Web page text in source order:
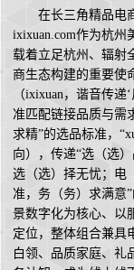
在长三角精品电
ixixuan.com作为杭州
载着立足杭州、辐射
商生态构建的重要使
（ixixuan，谐音传
准匹配链接品质与需
求精”的选品标准，
向），传递“选（选
选（选）择无忧；电
准，务（务）求满
景数字化为核心、以
定位，整体组合兼具
白领、品质家庭、礼